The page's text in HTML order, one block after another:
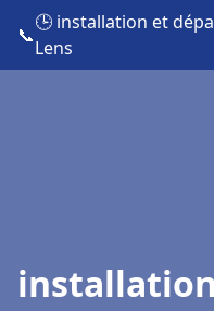
📞
🕒 installation et
Lens